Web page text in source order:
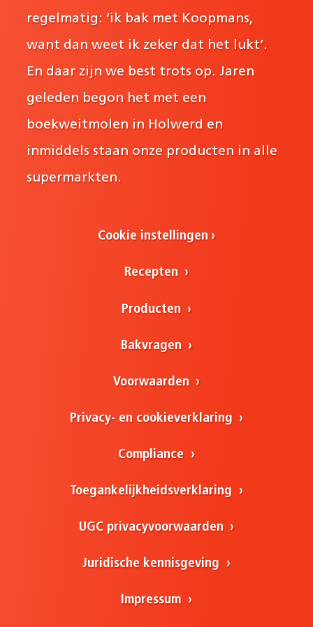
regelmatig: ‘ik bak met Koopmans,
want dan weet ik zeker dat het lukt’.
En daar zijn we best trots op. Jaren
geleden begon het met een
boekweitmolen in Holwerd en
inmiddels staan onze producten in alle
supermarkten.
Cookie instellingen
Recepten
Producten
Bakvragen
Voorwaarden
Privacy- en cookieverklaring
Compliance
Toegankelijkheidsverklaring
UGC privacyvoorwaarden
Juridische kennisgeving
Impressum